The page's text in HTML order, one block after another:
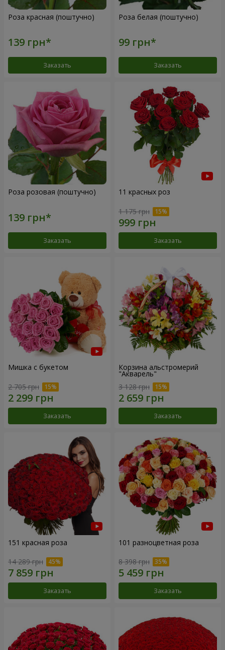
Роза красная (поштучно)
Заказать
Роза белая (поштучно)
Заказать
Роза розовая (поштучно)
Заказать
11 красных роз
1 175 грн
Заказать
Мишка с букетом
2 705 грн
Заказать
Корзина альстромерий
"Акварель"
3 128 грн
Заказать
151 красная роза
14 289 грн
Заказать
101 разноцветная роза
8 398 грн
Заказать